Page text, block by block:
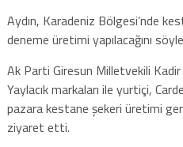
Aydın, Karadeniz Bölgesi’nde
deneme üretimi yapılacağını
Ak Parti Giresun Milletvekili Kadir
Yaylacık markaları ile yurtiçi,
pazara kestane şekeri üretimi
ziyaret etti.